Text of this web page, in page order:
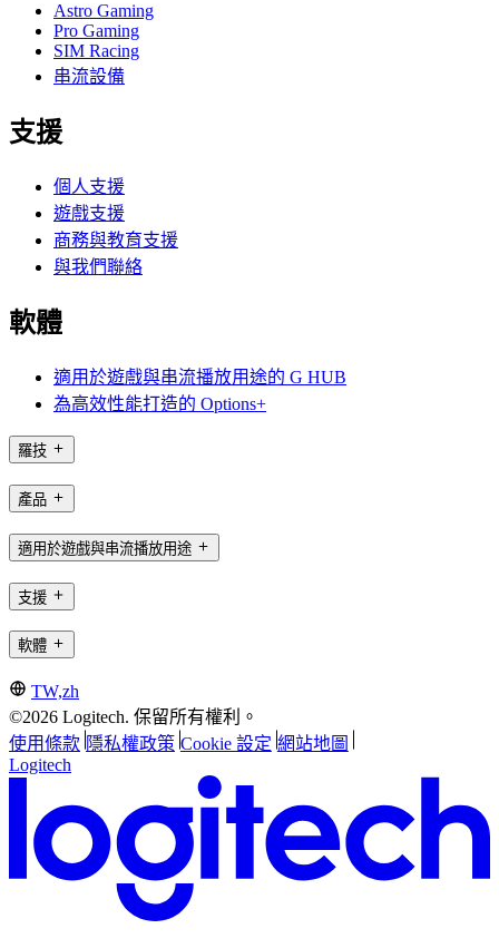
Astro Gaming
Pro Gaming
SIM Racing
串流設備
支援
個人支援
遊戲支援
商務與教育支援
與我們聯絡
軟體
適用於遊戲與串流播放用途的 G HUB
為高效性能打造的 Options+
羅技
產品
適用於遊戲與串流播放用途
支援
軟體
TW,zh
©2026 Logitech. 保留所有權利。
使用條款 隱私權政策 Cookie 設定 網站地圖
Logitech